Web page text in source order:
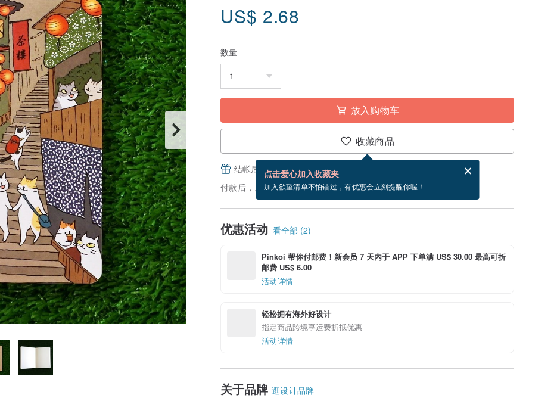
US$ 2.68
数量
放入购物车
收藏商品
点击爱心加入收藏夹
加入欲望清单不怕错过，有优惠会立刻提醒你喔！
结帐后填写并分享，免费帮你寄送电子贺卡。
电子贺卡是什么？
付款后，从备货到寄出商品为 3 个工作天。（不包含假日）
优惠活动 看全部 (2)
Pinkoi 帮你付邮费！新会员 7 天内于 APP 下单满 US$ 30.00 最高可折
邮费 US$ 6.00
活动详情
轻松拥有海外好设计
指定商品跨境享运费折抵优惠
活动详情
关于品牌 逛设计品牌